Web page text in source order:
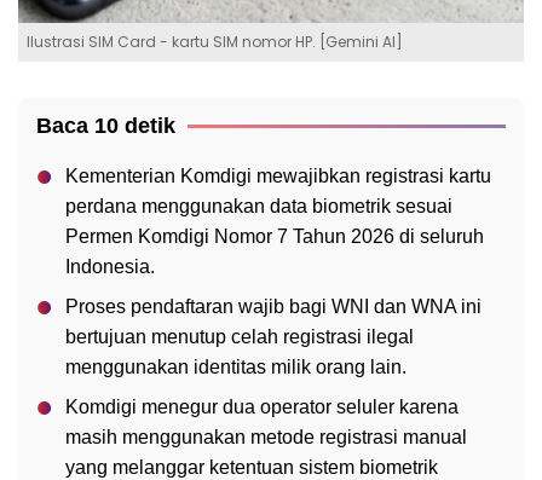
Ilustrasi SIM Card - kartu SIM nomor HP. [Gemini AI]
Baca 10 detik
Kementerian Komdigi mewajibkan registrasi kartu
perdana menggunakan data biometrik sesuai
Permen Komdigi Nomor 7 Tahun 2026 di seluruh
Indonesia.
Proses pendaftaran wajib bagi WNI dan WNA ini
bertujuan menutup celah registrasi ilegal
menggunakan identitas milik orang lain.
Komdigi menegur dua operator seluler karena
masih menggunakan metode registrasi manual
yang melanggar ketentuan sistem biometrik